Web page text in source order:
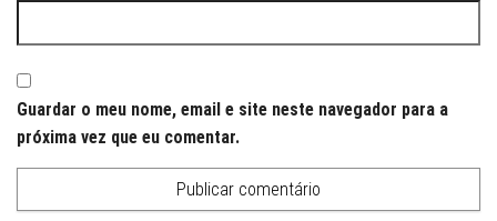
Guardar o meu nome, email e site neste navegador para a
próxima vez que eu comentar.